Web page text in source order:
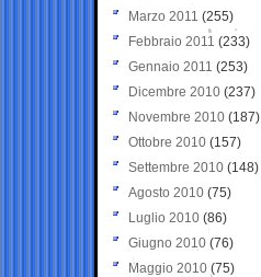
Marzo 2011 (255)
Febbraio 2011 (233)
Gennaio 2011 (253)
Dicembre 2010 (237)
Novembre 2010 (187)
Ottobre 2010 (157)
Settembre 2010 (148)
Agosto 2010 (75)
Luglio 2010 (86)
Giugno 2010 (76)
Maggio 2010 (75)